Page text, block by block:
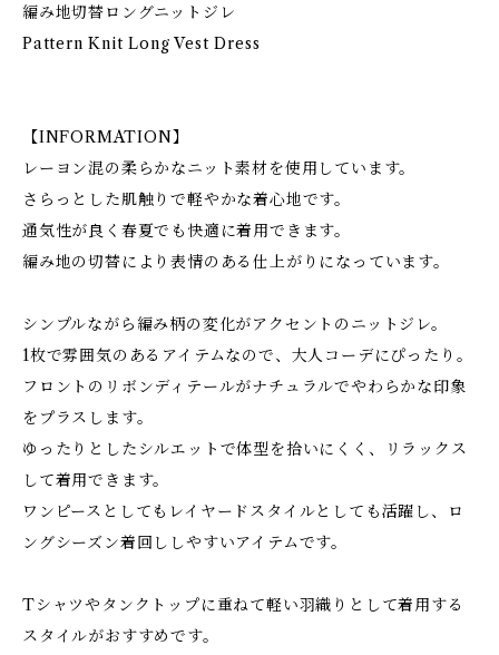
編み地切替ロングニットジレ
Pattern Knit Long Vest Dress
【INFORMATION】
レーヨン混の柔らかなニット素材を使用しています。
さらっとした肌触りで軽やかな着心地です。
通気性が良く春夏でも快適に着用できます。
編み地の切替により表情のある仕上がりになっています。
シンプルながら編み柄の変化がアクセントのニットジレ。
1枚で雰囲気のあるアイテムなので、大人コーデにぴったり。
フロントのリボンディテールがナチュラルでやわらかな印象
をプラスします。
ゆったりとしたシルエットで体型を拾いにくく、リラックス
して着用できます。
ワンピースとしてもレイヤードスタイルとしても活躍し、ロ
ングシーズン着回ししやすいアイテムです。
Tシャツやタンクトップに重ねて軽い羽織りとして着用する
スタイルがおすすめです。